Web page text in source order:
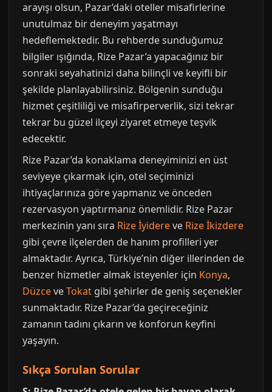
arayışı olsun, Pazar’daki oteller misafirlerine
unutulmaz bir deneyim yaşatmayı
hedeflemektedir. Bu rehberde sunduğumuz
bilgiler ışığında, Rize Pazar’a yapacağınız bir
sonraki seyahatinizi daha bilinçli ve keyifli bir
şekilde planlayabilirsiniz. Bölgenin sunduğu
hizmet çeşitliliği ve misafirperverlik, sizi tekrar
tekrar bu güzel ilçeyi ziyaret etmeye teşvik
edecektir.
Rize Pazar’da konaklama deneyiminizi en üst
seviyeye çıkarmak için, otel seçiminizi
ihtiyaçlarınıza göre yapmanız ve önceden
rezervasyon yaptırmanız önemlidir. Rize Pazar
merkezinin yanı sıra Rize İyidereve Rize İkizdere
gibi çevre ilçelerden de hanım profilleri yer
almaktadır. Ayrıca, Türkiye’nin diğer illerinden de
benzer hizmetler almak isteyenler için Konya,
DüzceveTokat gibi şehirler de geniş seçenekler
sunmaktadır. Rize Pazar’da geçireceğiniz
zamanın tadını çıkarın ve konforun keyfini
yaşayın.
Sıkça Sorulan Sorular